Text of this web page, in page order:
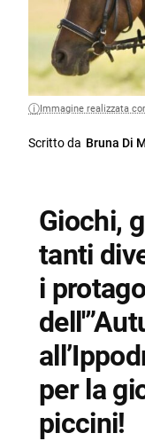
Immagine realizzata
Scritto da Bruna Di
Giochi,
tanti
i
per la
piccini!